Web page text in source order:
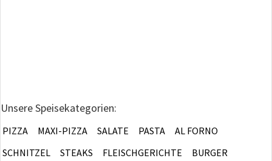
Unsere Speisekategorien:
PIZZA MAXI-PIZZA SALATE PASTA
AL FORNO
SCHNITZEL
STEAKS FLEISCHGERICHTE
BURGER